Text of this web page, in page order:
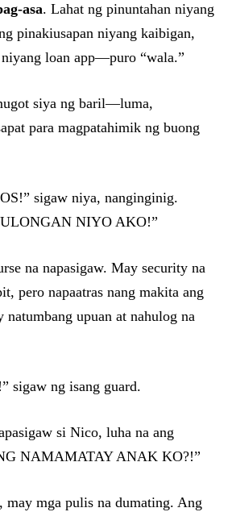
asa. Lahat ng pinuntahan niyang
pinakiusapan niyang kaibigan,
loan app—puro “wala.”
siya ng baril—luma,
para magpatahimik ng buong
sigaw niya, nanginginig.
NIYO AKO!”
na napasigaw. May security na
pero napaatras nang makita ang
natumbang upuan at nahulog na
sigaw ng isang guard.
si Nico, luha na ang
NAMAMATAY ANAK KO?!”
may mga pulis na dumating. Ang